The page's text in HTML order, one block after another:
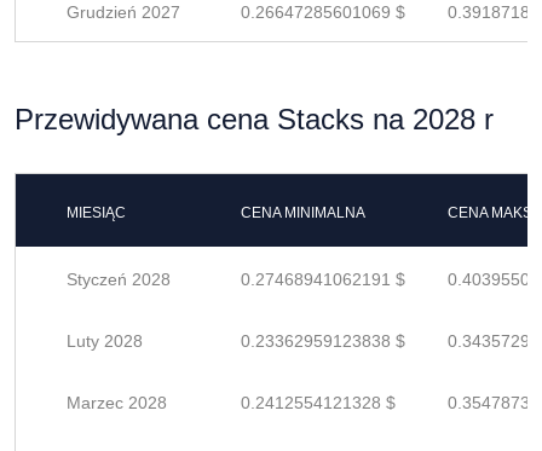
Grudzień 2027 0.26647285601069 $
Przewidywana cena Stacks na 2028 r
MIESIĄC CENA MINIMALNA CENA
Styczeń 2028 0.27468941062191 $
Luty 2028 0.23362959123838 $
Marzec 2028 0.2412554121328 $